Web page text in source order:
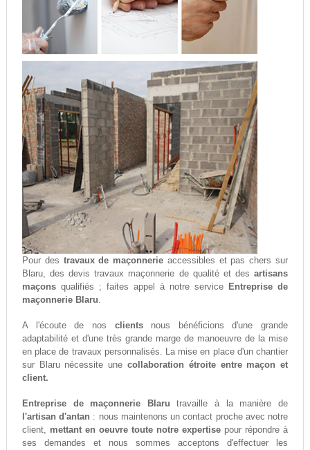
Pour des travaux de maçonnerie accessibles et pas chers sur
Blaru, des devis travaux maçonnerie de qualité et desartisans
maçonsqualifiés ; faites appel à notre service Entreprise de
maçonnerie Blaru.
A l'écoute de nos clientsnous bénéficions d'une grande
adaptabilité et d'une très grande marge de manoeuvre de la mise
en place de travaux personnalisés. La mise en place d'un chantier
sur Blaru nécessite une collaboration étroite entre maçon et
client.
Entreprise de maçonnerie Blaru travaille à la manière de
l'artisan d'antan : nous maintenons un contact proche avec notre
client, mettant en oeuvre toute notre expertise pour répondre à
ses demandes et nous sommes acceptons d'effectuer les